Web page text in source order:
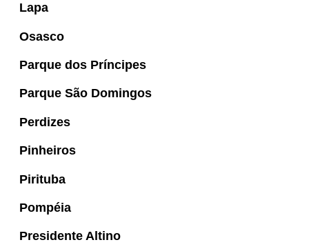
Lapa
Osasco
Parque dos Príncipes
Parque São Domingos
Perdizes
Pinheiros
Pirituba
Pompéia
Presidente Altino